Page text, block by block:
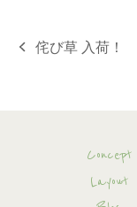
previous
侘び草 入荷！
Concept
Layout